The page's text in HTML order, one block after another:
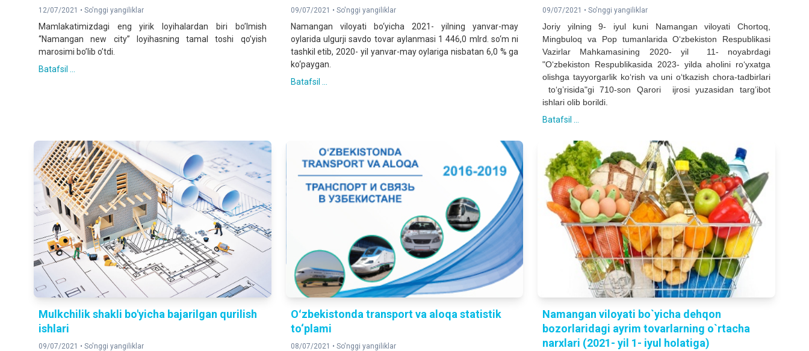
12/07/2021 • So'nggi yangiliklar
Mamlakatimizdagi eng yirik loyihalardan biri boʼlmish
“Namangan new city” loyihasning tamal toshi qoʼyish
marosimi boʼlib oʼtdi.
Batafsil ...
09/07/2021 • So'nggi yangiliklar
Namangan viloyati bo‘yicha 2021- yilning yanvar-may
oylarida ulgurji savdo tovar aylanmasi 1 446,0 mlrd. so‘m ni
tashkil etib, 2020- yil yanvar-may oylariga nisbatan 6,0 % ga
ko‘рaygan.
Batafsil ...
09/07/2021 •So'nggi yangiliklar
Joriy yilning 9- iyul kuni Namangan viloyati Chortoq,
Mingbuloq va Pop tumanlarida O‘zbekiston Respublikasi
Vazirlar Mahkamasining 2020- yil 11- noyabrdagi
"O‘zbekiston Respublikasida 2023- yilda aholini ro‘yxatga
olishga tayyorgarlik ko‘rish va uni o‘tkazish chora-tadbirlari
to‘g’risida"gi 710-son Qarori ijrosi yuzasidan targ’ibot
ishlari olib borildi.
Batafsil ...
Mulkchilik shakli bo'yicha bajarilgan qurilish
ishlari
09/07/2021 • So'nggi yangiliklar
Oʻzbekistonda transport va aloqa statistik
to‘plаmi
08/07/2021 • So'nggi yangiliklar
Namangan viloyati bo`yicha dehqon
bozorlaridagi ayrim tovarlarning o`rtacha
narxlari (2021- yil 1- iyul holatiga)